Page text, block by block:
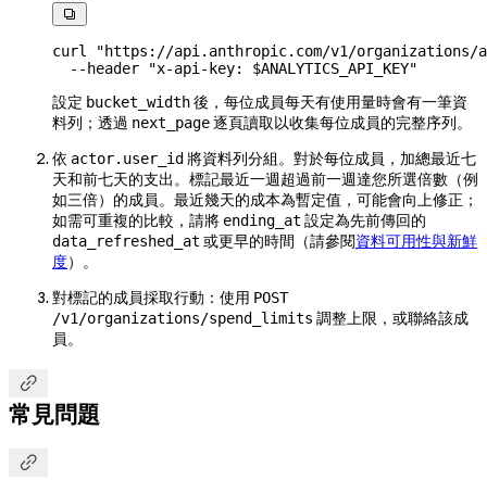

curl "https://api.anthropic.com/v1/organizations/
  --header
"x-api-key: $ANALYTICS_API_KEY"
設定 bucket_width後，每位成員每天有使用量時會有一筆資
料列；透過 next_page逐頁讀取以收集每位成員的完整序列。
依 actor.user_id 將資料列分組。對於每位成員，加總最近七
天和前七天的支出。標記最近一週超過前一週達您所選倍數（例
如三倍）的成員。最近幾天的成本為暫定值，可能會向上修正；
如需可重複的比較，請將 ending_at 設定為先前傳回的
data_refreshed_at 或更早的時間（請參閱資料可用性與新鮮
度）。
對標記的成員採取行動：使用 POST
/v1/organizations/spend_limits 調整上限，或聯絡該成
員。

常見問題
